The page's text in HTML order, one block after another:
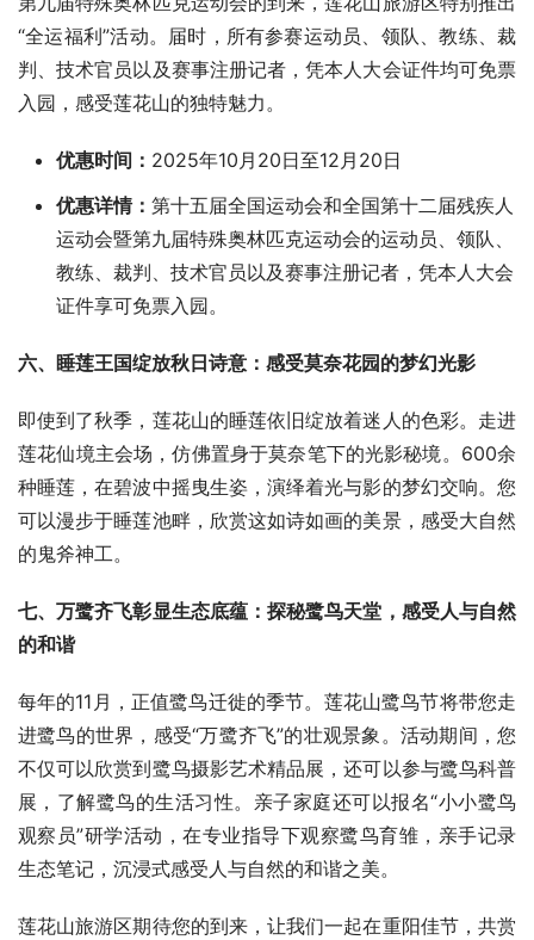
“全运福利”活动。届时，所有参赛运动员、领队、教练、裁
判、技术官员以及赛事注册记者，凭本人大会证件均可免票
入园，感受莲花山的独特魅力。
优惠时间： 2025年10月20日至12月20日
优惠详情： 第十五届全国运动会和全国第十二届残疾人
运动会暨第九届特殊奥林匹克运动会的运动员、领队、
教练、裁判、技术官员以及赛事注册记者，凭本人大会
证件享可免票入园。
六、睡莲王国绽放秋日诗意：感受莫奈花园的梦幻光影
即使到了秋季，莲花山的睡莲依旧绽放着迷人的色彩。走进
莲花仙境主会场，仿佛置身于莫奈笔下的光影秘境。600余
种睡莲，在碧波中摇曳生姿，演绎着光与影的梦幻交响。您
可以漫步于睡莲池畔，欣赏这如诗如画的美景，感受大自然
的鬼斧神工。
七、万鹭齐飞彰显生态底蕴：探秘鹭鸟天堂，感受人与自然
的和谐
每年的11月，正值鹭鸟迁徙的季节。莲花山鹭鸟节将带您走
进鹭鸟的世界，感受“万鹭齐飞”的壮观景象。活动期间，您
不仅可以欣赏到鹭鸟摄影艺术精品展，还可以参与鹭鸟科普
展，了解鹭鸟的生活习性。亲子家庭还可以报名“小小鹭鸟
观察员”研学活动，在专业指导下观察鹭鸟育雏，亲手记录
生态笔记，沉浸式感受人与自然的和谐之美。
莲花山旅游区期待您的到来，让我们一起在重阳佳节，共赏